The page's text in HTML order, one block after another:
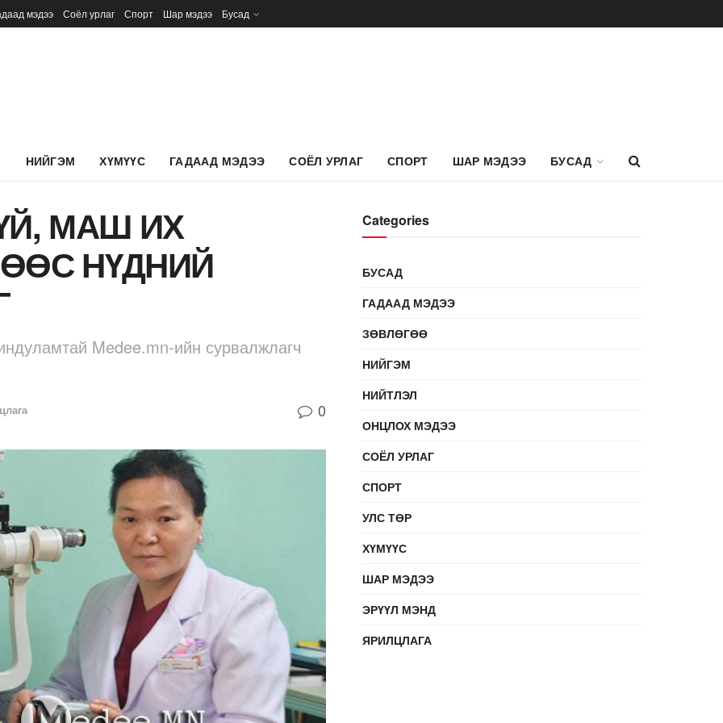
мэдээ Соёл урлаг Спорт Шар мэдээ Бусад
НИЙГЭМ ХҮМҮҮС ГАДААД МЭДЭЭ СОЁЛ УРЛАГ СПОРТ ШАР МЭДЭЭ БУСАД
МАШ ИХ
НҮДНИЙ
Medee.mn-ийн сурвалжлагч
0
Categories
БУСАД
ГАДААД МЭДЭЭ
ЗӨВЛӨГӨӨ
НИЙГЭМ
НИЙТЛЭЛ
ОНЦЛОХ МЭДЭЭ
СОЁЛ УРЛАГ
СПОРТ
УЛС ТӨР
ХҮМҮҮС
ШАР МЭДЭЭ
ЭРҮҮЛ МЭНД
ЯРИЛЦЛАГА